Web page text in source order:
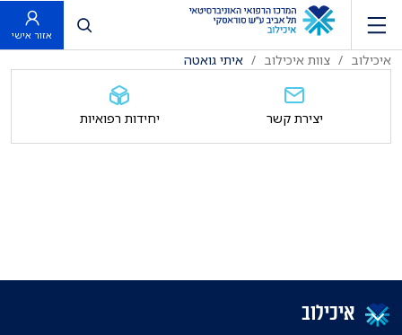
פתח חיפוש
אזור אישי
איכילוב צוות איכילוב איתי גואטה
יצירת קשר יחידות רפואיות
איכילוב